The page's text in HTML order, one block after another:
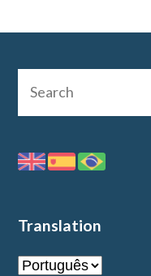
Translation